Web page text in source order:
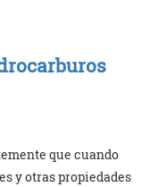
que cuando
y otras propiedades